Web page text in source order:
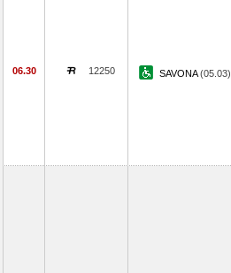
06.30 12250 SAVONA(05.03)